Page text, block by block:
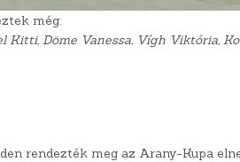
még:
Kitti, Döme Vanessa, Vígh Viktória,
rendezték meg az Arany-Kupa